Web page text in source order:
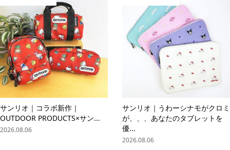
サンリオ｜コラボ新作｜
OUTDOOR PRODUCTS×サン...
2026.08.06
サンリオ｜うわーシナモがクロミ
が、、、あなたのタブレットを
優...
2026.08.06